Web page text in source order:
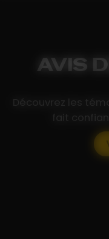
AVIS
Découvrez les